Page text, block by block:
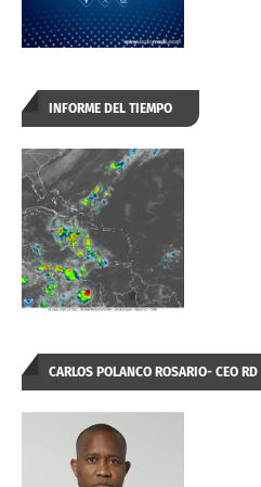
INFORME DEL TIEMPO
CARLOS POLANCO ROSARIO- CEO